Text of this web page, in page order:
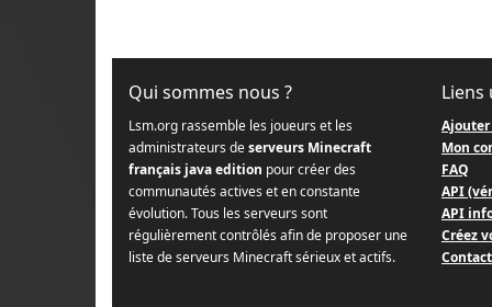
Qui sommes nous ?
Lsm.org rassemble les joueurs et les
administrateurs deserveurs Minecraft
français java edition pour créer des
communautés actives et en constante
évolution. Tous les serveurs sont
régulièrement contrôlés afin de proposer une
liste de serveurs Minecraft sérieux et actifs.
Liens
Mon
FAQ
API
API
Créez
Contact